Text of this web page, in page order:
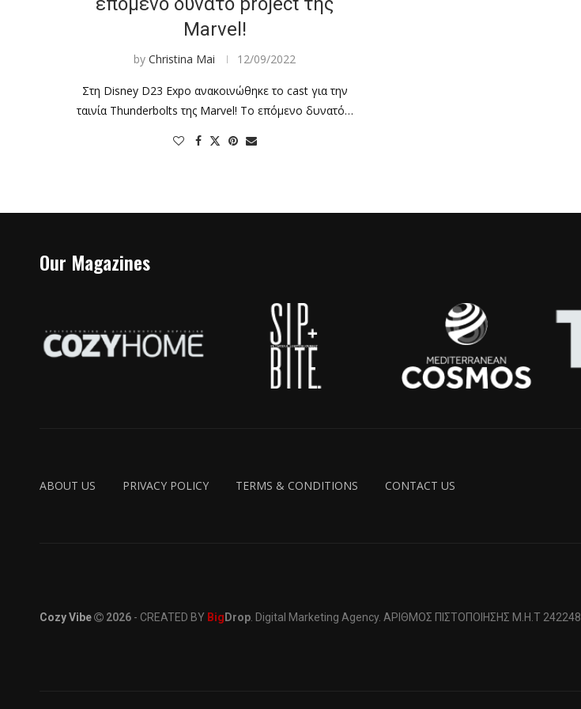
Marvel!
byChristina Mai 12/09/2022
Στη Disney D23 Expo ανακοινώθηκε το cast για την
ταινία Thunderbolts της Marvel! Το επόμενο δυνατό…
Our Magazines
ABOUT US PRIVACY POLICY TERMS & CONDITIONS CONTACT US
Cozy Vibe 2026 - CREATED BY Big Drop . Digital Marketing Agency. ΑΡΙΘΜΟΣ ΠΙΣΤΟΠΟΙΗΣΗΣ Μ.Η.Τ 242248